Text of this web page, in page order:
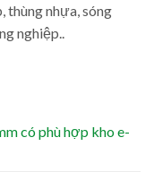
thùng nhựa, sóng
nghiệp..
có phù hợp kho e-